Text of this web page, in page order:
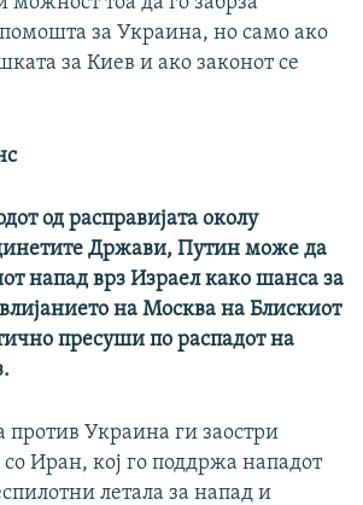
помошта за Украина, но само ако
за Киев и ако законот се
од расправијата околу
Држави, Путин може да
напад врз Израел како шанса за
на Москва на Блискиот
пресуши по распадот на
против Украина ги заостри
Иран, кој го поддржа нападот
летала за напад и